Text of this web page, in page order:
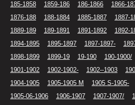
185-1858
1859-186 186-1866 1866-
1876-188
188-1884 1885-1887 1887-
1889-189
189-1891 1891-1892 1892-
1894-1895
1895-1897 1897-1897-
1898-1899
1899-19 19-190 190-1900/
1901-1902
1902-1902- 1902--1903
1904-1905
1905-1905 M 1905 S-1905-
1905-06-1906
1906-1907 1907-1907/